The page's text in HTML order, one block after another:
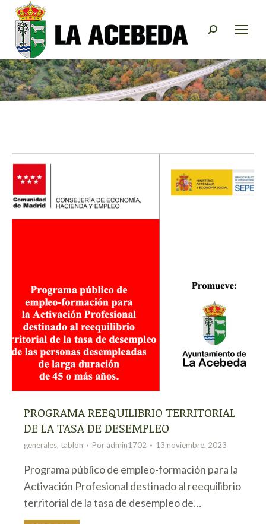
Buscar:
PROGRAMA REEQUILIBRIO TERRITORIAL
DE LA TASA DE DESEMPLEO
generales, tablon Por admin1702 13 noviembre, 2023
Programa público de empleo-formación para la
Activación Profesional destinado al reequilibrio
territorial de la tasa de desempleo de…